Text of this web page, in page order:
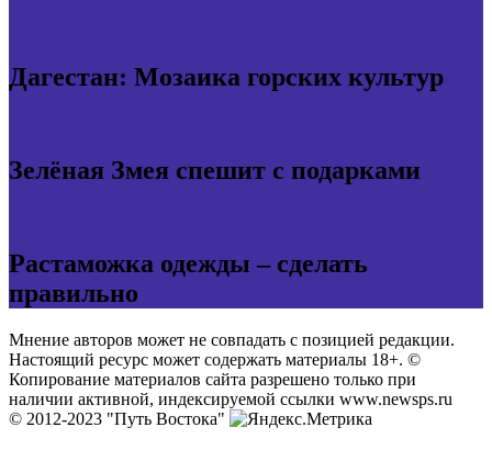
Дагестан: Мозаика горских культур
Зелёная Змея спешит с подарками
Растаможка одежды – сделать
правильно
Мнение авторов может не совпадать с позицией редакции.
Настоящий ресурс может содержать материалы 18+. ©
Копирование материалов сайта разрешено только при
наличии активной, индексируемой ссылки www.newsps.ru
© 2012-2023 "Путь Востока"